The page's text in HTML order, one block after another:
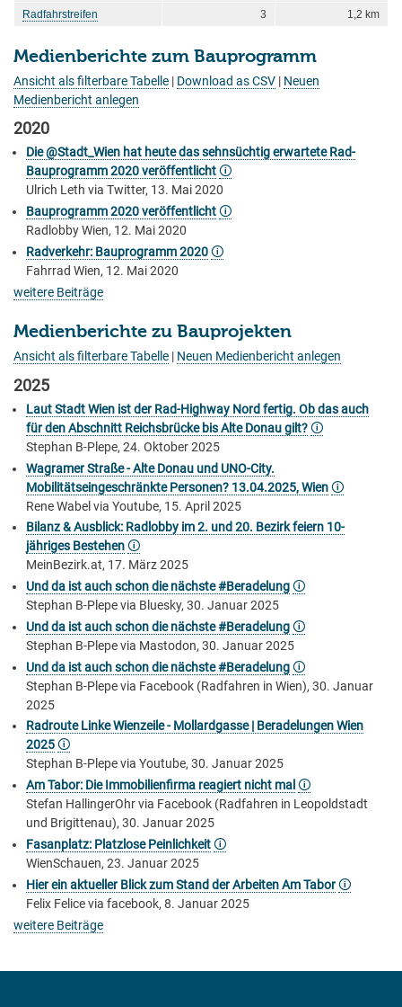
Radfahrstreifen
3 1,2 km
Medienberichte zum Bauprogramm
Ansicht als filterbare Tabelle | Download as CSV | Neuen
Medienbericht anlegen
2020
Die @Stadt_Wien hat heute das sehnsüchtig erwartete Rad-
Bauprogramm 2020 veröffentlicht🛈
Ulrich Leth via Twitter, 13. Mai 2020
Bauprogramm 2020 veröffentlicht🛈
Radlobby Wien, 12. Mai 2020
Radverkehr: Bauprogramm 2020🛈
Fahrrad Wien, 12. Mai 2020
weitere Beiträge
Medienberichte zu Bauprojekten
Ansicht als filterbare Tabelle | Neuen Medienbericht anlegen
2025
Laut Stadt Wien ist der Rad-Highway Nord fertig. Ob das auch
für den Abschnitt Reichsbrücke bis Alte Donau gilt?🛈
Stephan B-Plepe, 24. Oktober 2025
Wagramer Straße - Alte Donau und UNO-City.
Mobilitätseingeschränkte Personen? 13.04.2025, Wien🛈
Rene Wabel via Youtube, 15. April 2025
Bilanz & Ausblick: Radlobby im 2. und 20. Bezirk feiern 10-
jähriges Bestehen🛈
MeinBezirk.at, 17. März 2025
Und da ist auch schon die nächste #Beradelung🛈
Stephan B-Plepe via Bluesky, 30. Januar 2025
Und da ist auch schon die nächste #Beradelung🛈
Stephan B-Plepe via Mastodon, 30. Januar 2025
Und da ist auch schon die nächste #Beradelung🛈
Stephan B-Plepe via Facebook (Radfahren in Wien), 30. Januar
2025
Radroute Linke Wienzeile - Mollardgasse | Beradelungen Wien
2025🛈
Stephan B-Plepe via Youtube, 30. Januar 2025
Am Tabor: Die Immobilienfirma reagiert nicht mal 🛈
Stefan HallingerOhr via Facebook (Radfahren in Leopoldstadt
und Brigittenau), 30. Januar 2025
Fasanplatz: Platzlose Peinlichkeit🛈
WienSchauen, 23. Januar 2025
Hier ein aktueller Blick zum Stand der Arbeiten Am Tabor🛈
Felix Felice via facebook, 8. Januar 2025
weitere Beiträge